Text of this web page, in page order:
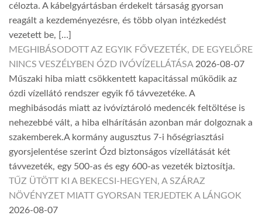
célozta. A kábelgyártásban érdekelt társaság gyorsan
reagált a kezdeményezésre, és több olyan intézkedést
vezetett be, […]
MEGHIBÁSODOTT AZ EGYIK FŐVEZETÉK, DE EGYELŐRE
NINCS VESZÉLYBEN ÓZD IVÓVÍZELLÁTÁSA 2026-08-07
Műszaki hiba miatt csökkentett kapacitással működik az
ózdi vízellátó rendszer egyik fő távvezetéke. A
meghibásodás miatt az ivóvíztároló medencék feltöltése is
nehezebbé vált, a hiba elhárításán azonban már dolgoznak a
szakemberek.A kormány augusztus 7-i hőségriasztási
gyorsjelentése szerint Ózd biztonságos vízellátását két
távvezeték, egy 500-as és egy 600-as vezeték biztosítja.
TŰZ ÜTÖTT KI A BEKECSI-HEGYEN, A SZÁRAZ
NÖVÉNYZET MIATT GYORSAN TERJEDTEK A LÁNGOK
2026-08-07